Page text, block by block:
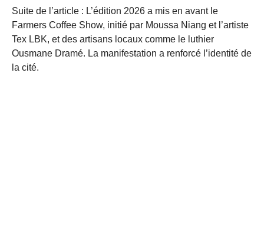
Suite de l’article : L’édition 2026 a mis en avant le
Farmers Coffee Show, initié par Moussa Niang et l’artiste
Tex LBK, et des artisans locaux comme le luthier
Ousmane Dramé. La manifestation a renforcé l’identité de
la cité.